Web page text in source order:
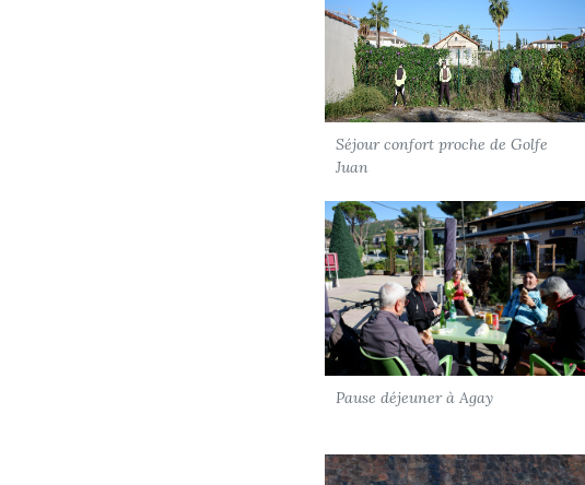
Séjour confort proche de Golfe
Juan
Pause déjeuner à Agay